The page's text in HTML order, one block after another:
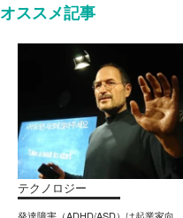
オススメ記事
テクノロジー
発達障害（ADHD/ASD）は起業家向